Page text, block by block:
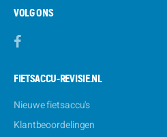
VOLG ONS
FIETSACCU-REVISIE.NL
Nieuwe fietsaccu's
Klantbeoordelingen